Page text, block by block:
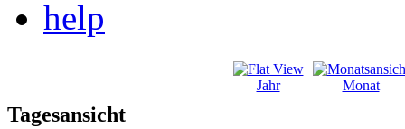
Jahr Monat
Tagesansicht